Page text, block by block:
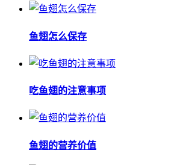
鱼翅怎么保存
吃鱼翅的注意事项
鱼翅的营养价值